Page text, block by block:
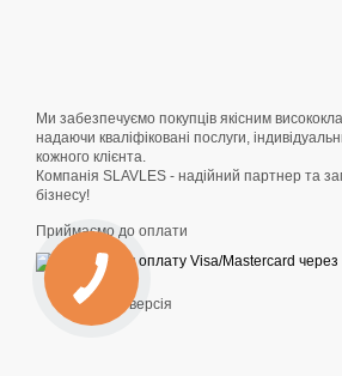
Ми забезпечуємо покупців якісним
надаючи кваліфіковані послуги,
кожного клієнта.
Компанія SLAVLES - надійний партнер та
бізнесу!
Приймаємо до оплати
Мобільна версія